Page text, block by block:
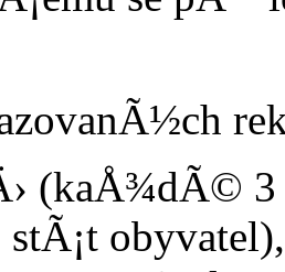
(kaÅ¾dÃ©
stÃ¡t